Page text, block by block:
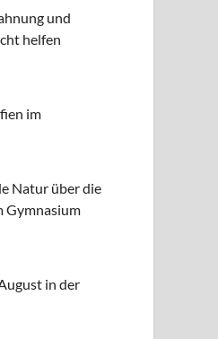
und
helfen
im
Natur über die
Gymnasium
in der